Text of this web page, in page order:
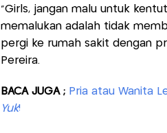
“Girls, jangan malu untuk
memalukan adalah tidak
pergi ke rumah sakit dengan
Pereira.
BACA JUGA ; Pria atau Wanita
Yuk!